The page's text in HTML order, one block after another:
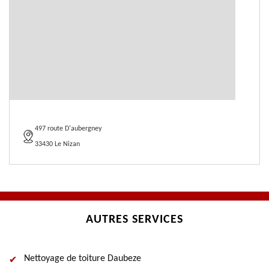
497 route D'aubergney
33430 Le Nizan
AUTRES SERVICES
Nettoyage de toiture Daubeze